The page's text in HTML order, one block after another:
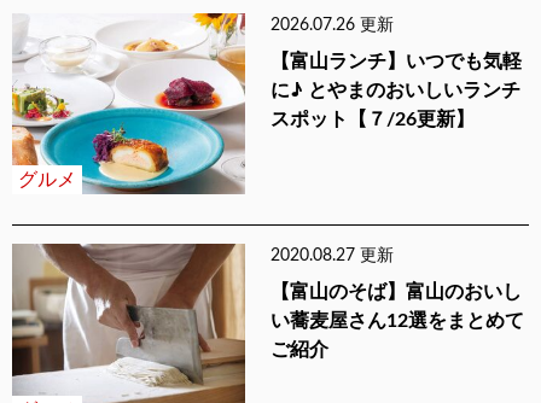
グルメ
2026.07.26 更新
【富山ランチ】いつでも気軽
に♪ とやまのおいしいランチ
スポット【７/26更新】
2020.08.27 更新
【富山のそば】富山のおいし
い蕎麦屋さん12選をまとめて
ご紹介